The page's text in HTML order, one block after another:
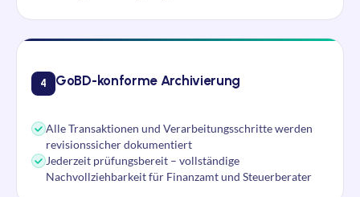
4 GoBD-konforme Archivierung
Alle Transaktionen und Verarbeitungsschritte werden
revisionssicher dokumentiert
Jederzeit prüfungsbereit – vollständige
Nachvollziehbarkeit für Finanzamt und Steuerberater